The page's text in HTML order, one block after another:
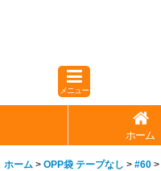
メニュー
ホーム
ホーム > OPP袋 テープなし > #60 >